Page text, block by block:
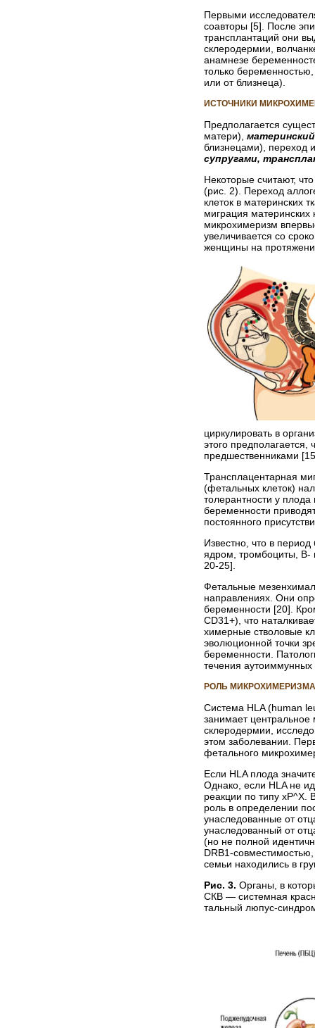
Первыми
соавторы [5]. После
трансплантаций они
склеродермии,
анамнезе
только
или от близнеца).
ИСТОЧНИКИ
Предполагается
матери),
близнецами), переход
супругами,
Некоторые считают,
(рис. 2). Переход
клеток в материнских
миграция
микрохимеризм
увеличивается со
женщины на
циркулировать в
этого
предшественниками
Трансплацентарная
(фетальных клеток)
толерантности у
беременности
постоянного
Известно, что в
ядром, тромбоциты, В-
20-25].
Фетальные
направлениях. Они
беременности [20].
CD31+), что
химерные стволовые
эволюционной точки
беременности.
течения
РОЛЬ
Система HLA (human
занимает центральное
склеродермии,
этом заболевании.
фетального
Если HLA плода
Однако, если HLA не
реакции по типу хР^Х.
роль в определении
унаследованные от
унаследованный от
(но не полной
DRB1-
семьи находились в
Рис. 3. Органы, в
СКВ — системная
тальный люпус-